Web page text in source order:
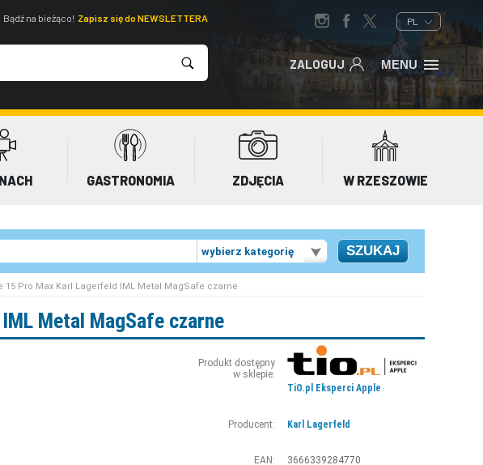
Bądź na bieżąco! Zapisz się do NEWSLETTERA PL
ZALOGUJ MENU
GASTRONOMIA ZDJĘCIA W RZESZOWIE
wybierz kategorię
15 Pro Max Karl Lagerfeld IML Metal MagSafe czarne
Metal MagSafe czarne
Produkt dostępny
w sklepie:
TiO.pl Eksperci Apple
Producent: Karl Lagerfeld
EAN: 3666339284770